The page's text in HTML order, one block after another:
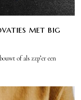
met big
of als zzp’er een